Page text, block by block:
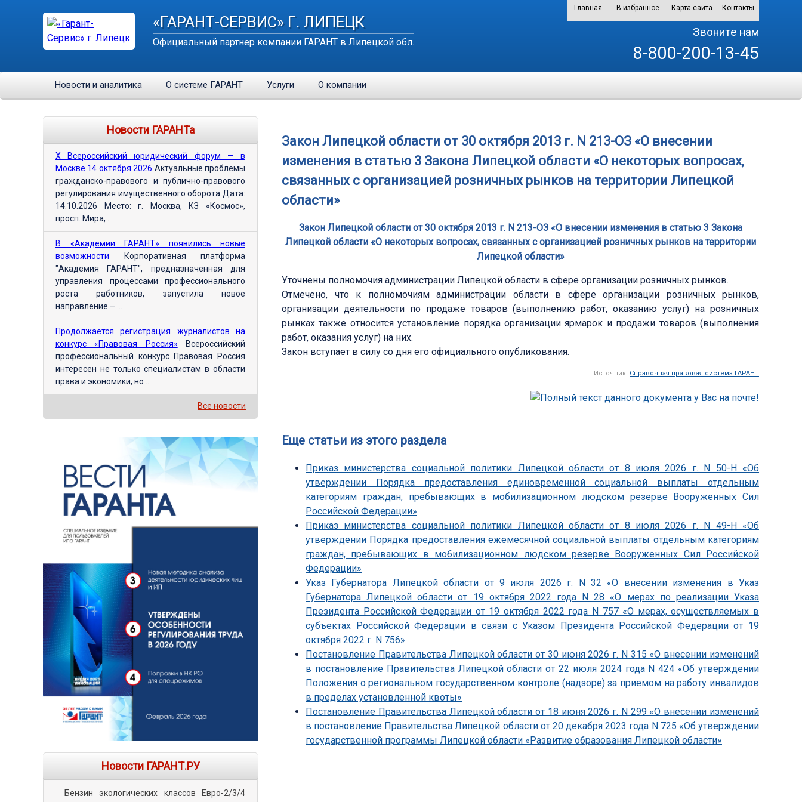
«ГАРАНТ-СЕРВИС» Г. ЛИПЕЦК
Официальный партнер компании ГАРАНТ в Липецкой обл.
Главная В избранное Карта сайта Контакты
Звоните нам
8-800-200-13-45
Новости и аналитика О системе ГАРАНТ Услуги О компании
Закон Липецкой области от 30 октября 2013 г. N 213-ОЗ «О внесении
изменения в статью 3 Закона Липецкой области «О некоторых вопросах,
связанных с организацией розничных рынков на территории Липецкой
области»
Закон Липецкой области от 30 октября 2013 г. N 213-ОЗ «О внесении изменения в статью 3 Закона
Липецкой области «О некоторых вопросах, связанных с организацией розничных рынков на территории
Липецкой области»
Уточнены полномочия администрации Липецкой области в сфере организации розничных рынков.
Отмечено, что к полномочиям администрации области в сфере организации розничных рынков,
организации деятельности по продаже товаров (выполнению работ, оказанию услуг) на розничных
рынках также относится установление порядка организации ярмарок и продажи товаров (выполнения
работ, оказания услуг) на них.
Закон вступает в силу со дня его официального опубликования.
Источник: Справочная правовая система ГАРАНТ
Еще статьи из этого раздела
Приказ министерства социальной политики Липецкой области от 8 июля 2026 г. N 50-Н «Об
утверждении Порядка предоставления единовременной социальной выплаты отдельным
категориям граждан, пребывающих в мобилизационном людском резерве Вооруженных Сил
Российской Федерации»
Приказ министерства социальной политики Липецкой области от 8 июля 2026 г. N 49-Н «Об
утверждении Порядка предоставления ежемесячной социальной выплаты отдельным категориям
граждан, пребывающих в мобилизационном людском резерве Вооруженных Сил Российской
Федерации»
Указ Губернатора Липецкой области от 9 июля 2026 г. N 32 «О внесении изменения в Указ
Губернатора Липецкой области от 19 октября 2022 года N 28 «О мерах по реализации Указа
Президента Российской Федерации от 19 октября 2022 года N 757 «О мерах, осуществляемых в
субъектах Российской Федерации в связи с Указом Президента Российской Федерации от 19
октября 2022 г. N 756»
Постановление Правительства Липецкой области от 30 июня 2026 г. N 315 «О внесении изменений
в постановление Правительства Липецкой области от 22 июля 2024 года N 424 «Об утверждении
Положения о региональном государственном контроле (надзоре) за приемом на работу инвалидов
в пределах установленной квоты»
Постановление Правительства Липецкой области от 18 июня 2026 г. N 299 «О внесении изменений
в постановление Правительства Липецкой области от 20 декабря 2023 года N 725 «Об утверждении
государственной программы Липецкой области «Развитие образования Липецкой области»
Новости ГАРАНТа
Х Всероссийский юридический форум — в
Москве 14 октября 2026 Актуальные проблемы
гражданско-правового и публично-правового
регулирования имущественного оборота Дата:
14.10.2026 Место: г. Москва, КЗ «Космос»,
просп. Мира, ...
В «Академии ГАРАНТ» появились новые
возможности Корпоративная платформа
"Академия ГАРАНТ", предназначенная для
управления процессами профессионального
роста работников, запустила новое
направление – ...
Продолжается регистрация журналистов на
конкурс «Правовая Россия» Всероссийский
профессиональный конкурс Правовая Россия
интересен не только специалистам в области
права и экономики, но ...
Все новости
Новости ГАРАНТ.РУ
Бензин экологических классов Евро-2/3/4